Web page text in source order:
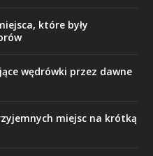
które były
wędrówki przez dawne
miejsc na krótką